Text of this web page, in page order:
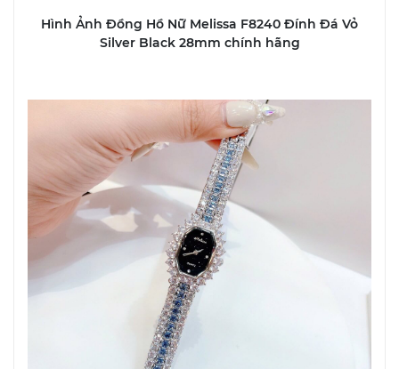
Hình Ảnh Đồng Hồ Nữ Melissa F8240 Đính Đá Vỏ
Silver Black 28mm chính hãng